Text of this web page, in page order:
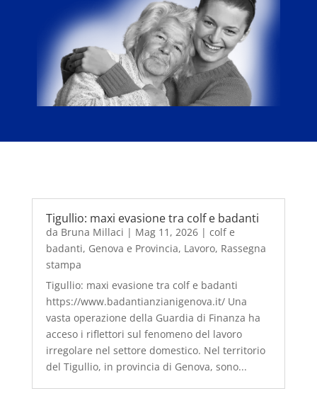
Tigullio: maxi evasione tra colf e badanti
da Bruna Millaci | Mag 11, 2026| colf e
badanti, Genova e Provincia, Lavoro, Rassegna
stampa
Tigullio: maxi evasione tra colf e badanti
https://www.badantianzianigenova.it/ Una
vasta operazione della Guardia di Finanza ha
acceso i riflettori sul fenomeno del lavoro
irregolare nel settore domestico. Nel territorio
del Tigullio, in provincia di Genova, sono...